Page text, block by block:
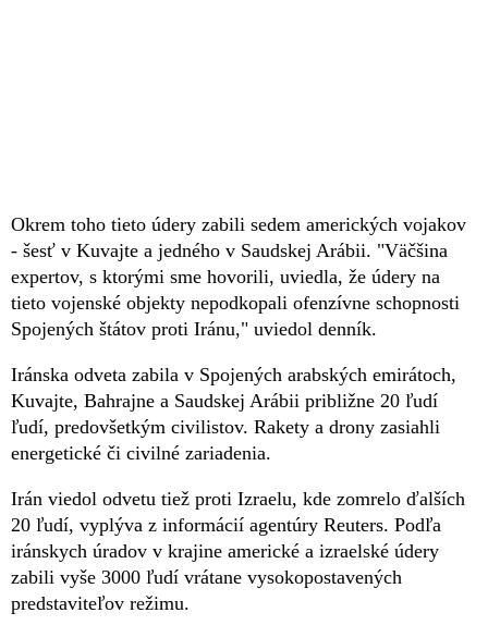
Okrem toho tieto údery zabili sedem amerických vojakov
- šesť v Kuvajte a jedného v Saudskej Arábii. "Väčšina
expertov, s ktorými sme hovorili, uviedla, že údery na
tieto vojenské objekty nepodkopali ofenzívne schopnosti
Spojených štátov proti Iránu," uviedol denník.
Iránska odveta zabila v Spojených arabských emirátoch,
Kuvajte, Bahrajne a Saudskej Arábii približne 20 ľudí
ľudí, predovšetkým civilistov. Rakety a drony zasiahli
energetické či civilné zariadenia.
Irán viedol odvetu tiež proti Izraelu, kde zomrelo ďalších
20 ľudí, vyplýva z informácií agentúry Reuters. Podľa
iránskych úradov v krajine americké a izraelské údery
zabili vyše 3000 ľudí vrátane vysokopostavených
predstaviteľov režimu.